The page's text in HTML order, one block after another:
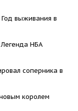
выживания в
НБА
соперника в
королем